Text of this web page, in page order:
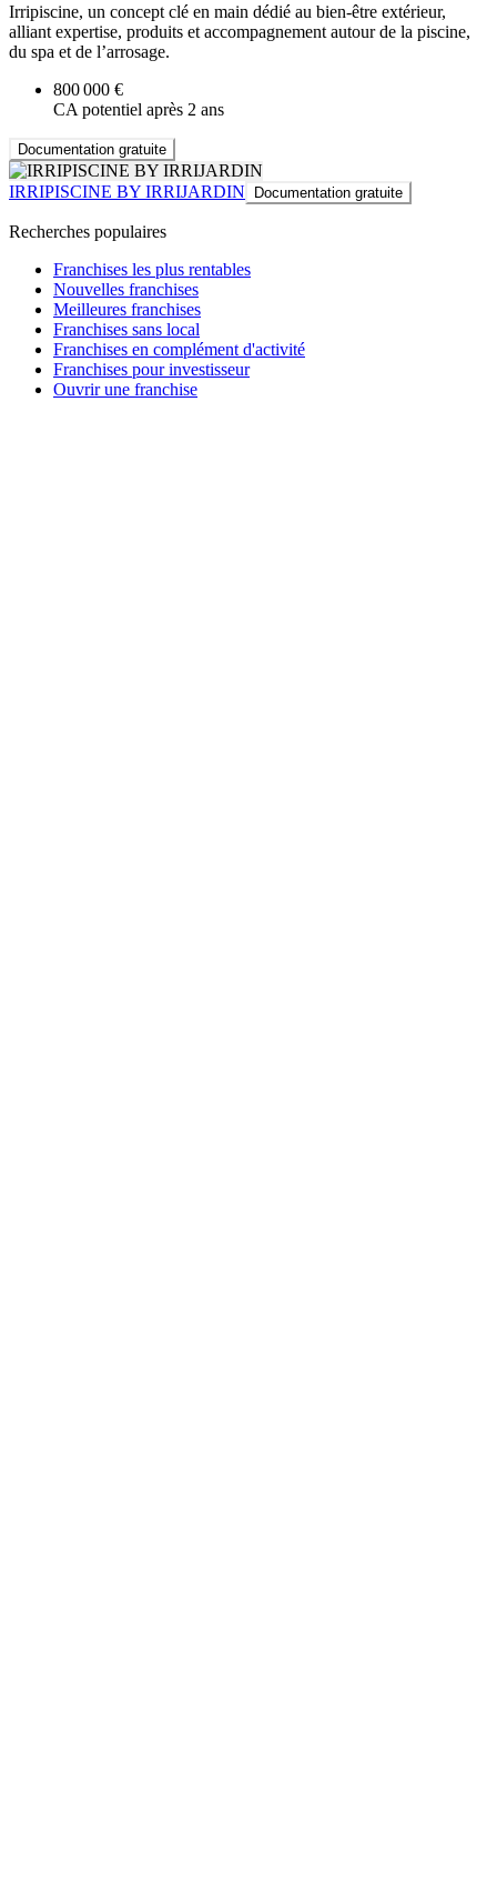
Irripiscine, un concept clé en main dédié au bien-être extérieur,
alliant expertise, produits et accompagnement autour de la piscine,
du spa et de l’arrosage.
800 000 €
CA potentiel après 2 ans
Documentation gratuite
IRRIPISCINE BY IRRIJARDIN Documentation gratuite
Recherches populaires
Franchises les plus rentables
Nouvelles franchises
Meilleures franchises
Franchises sans local
Franchises en complément d'activité
Franchises pour investisseur
Ouvrir une franchise